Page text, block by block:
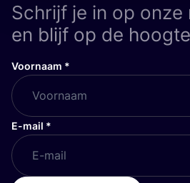
Schrijf je in op
en blijf op de
Voornaam *
E-mail *